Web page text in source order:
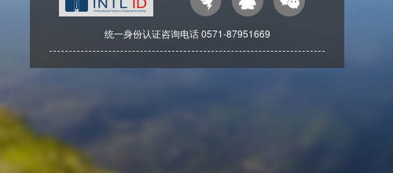
统一身份认证咨询电话 0571-87951669